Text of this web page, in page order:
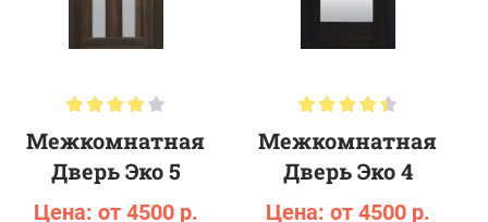
Межкомнатная
Дверь Эко 5
Цена: от 4500 р.
Межкомнатная
Дверь Эко 4
Цена: от 4500 р.